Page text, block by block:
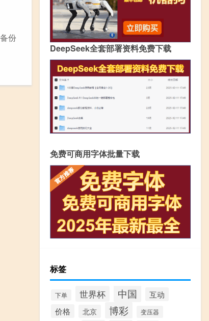
份
DeepSeek全套部署资料免费下载
免费可商用字体批量下载
标签
下单 世界杯 中国
互动
价格
北京 博彩
变压器